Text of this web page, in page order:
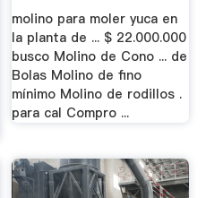
molino para moler yuca en
la planta de ... $ 22.000.000
busco Molino de Cono ... de
Bolas Molino de fino
mínimo Molino de rodillos .
para cal Compro ...